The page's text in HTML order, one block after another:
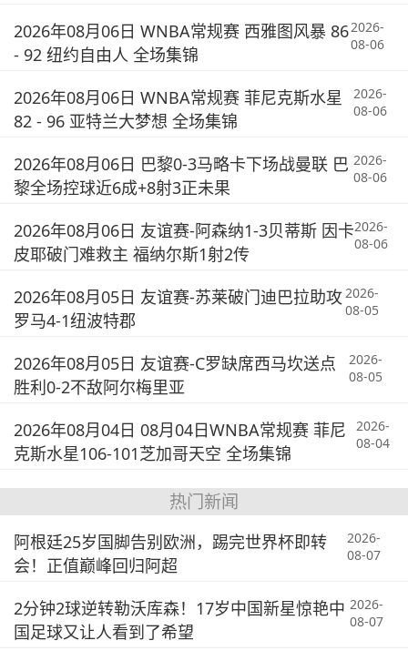
2026年08月06日 WNBA常规赛 西雅图风暴 86
- 92 纽约自由人 全场集锦
2026-
08-06
2026年08月06日 WNBA常规赛 菲尼克斯水星
82 - 96 亚特兰大梦想 全场集锦
2026-
08-06
2026年08月06日 巴黎0-3马略卡下场战曼联 巴
黎全场控球近6成+8射3正未果
2026-
08-06
2026年08月06日 友谊赛-阿森纳1-3贝蒂斯 因卡
皮耶破门难救主 福纳尔斯1射2传
2026-
08-06
2026年08月05日 友谊赛-苏莱破门迪巴拉助攻
罗马4-1纽波特郡
2026-
08-05
2026年08月05日 友谊赛-C罗缺席西马坎送点
胜利0-2不敌阿尔梅里亚
2026-
08-05
2026年08月04日 08月04日WNBA常规赛 菲尼
克斯水星106-101芝加哥天空 全场集锦
2026-
08-04
热门新闻
阿根廷25岁国脚告别欧洲，踢完世界杯即转
会！正值巅峰回归阿超
2026-
08-07
2分钟2球逆转勒沃库森！17岁中国新星惊艳中
国足球又让人看到了希望
2026-
08-07